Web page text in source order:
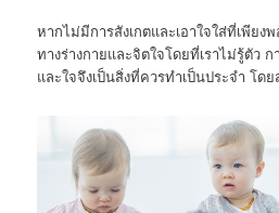
หากไม่มีการสังเกตและเอาใจใส่ที่เพีย
ทางร่างกายและจิตใจโดยที่เราไม่รู้ตัว
และใจจึงเป็นสิ่งที่ควรทำเป็นประจำ โด